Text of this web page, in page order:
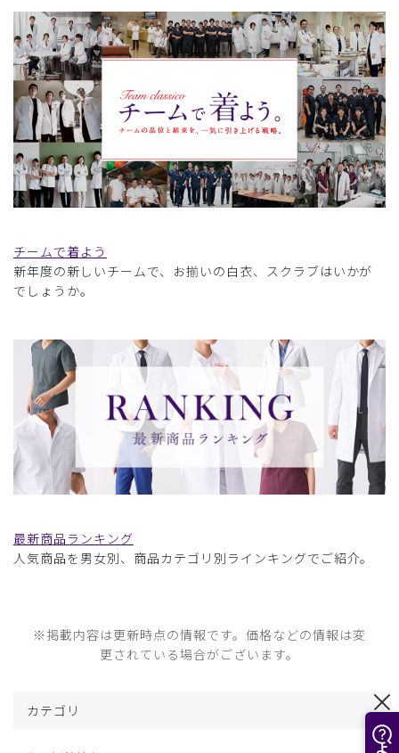
チームで着よう
新年度の新しいチームで、お揃いの白衣、スクラブはいかが
でしょうか。
最新商品ランキング
人気商品を男女別、商品カテゴリ別ラインキングでご紹介。
※掲載内容は更新時点の情報です。価格などの情報は変
更されている場合がございます。
カテゴリ